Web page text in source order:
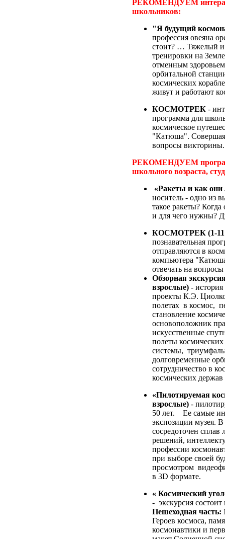
РЕКОМЕНДУЕМ
школьников:
"Я будущий
профессия овеяна
стоит? … Тяжелый и
тренировки на
отменным
орбитальной
космических
живут и работают
КОСМОТРЕК -
программа для
космическое
"Катюша". Совершая
вопросы викторины.
РЕКОМЕНДУЕМ
школьного возраста,
«Ракеты и как они
носитель - одно из
такое ракеты?
и для чего нужны?
КОСМОТРЕК (1-11
познавательная
отправляются в
компьютера
отвечать на
Обзорная
взрослые) -
проекты К.Э.
полетах в космос,
становление
основоположник
искусственные
полеты
системы,
долговременные
сотрудничество в
космических
«Пилотируемая
взрослые) -
50 лет. Ее самые
экспозиции музея. В
сосредоточен
решений,
профессии
при выборе своей
просмотром
в 3D формате.
« Космический
- экскурсия
Пешеходная часть:
Героев космоса,
космонавтики и